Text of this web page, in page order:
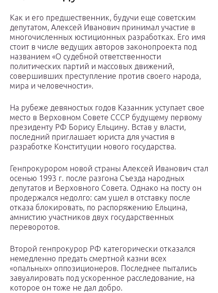
Как и его предшественник, будучи еще советским
депутатом, Алексей Иванович принимал участие в
многочисленных юстиционных разработках. Его имя
стоит в числе ведущих авторов законопроекта под
названием «О судебной ответственности
политических партий и массовых движений,
совершивших преступление против своего народа,
мира и человечности».
На рубеже девяностых годов Казанник уступает свое
место в Верховном Совете СССР будущему первому
президенту РФ Борису Ельцину. Встав у власти,
последний приглашает юриста для участия в
разработке Конституции нового государства.
Генпрокурором новой страны Алексей Иванович стал
осенью 1993 г. после разгона Съезда народных
депутатов и Верховного Совета. Однако на посту он
продержался недолго: сам ушел в отставку после
отказа блокировать, по распоряжению Ельцина,
амнистию участников двух государственных
переворотов.
Второй генпрокурор РФ категорически отказался
немедленно предать смертной казни всех
«опальных» оппозиционеров. Последнее пытались
завуалировать под ускоренное расследование, на
которое он тоже не дал добро.